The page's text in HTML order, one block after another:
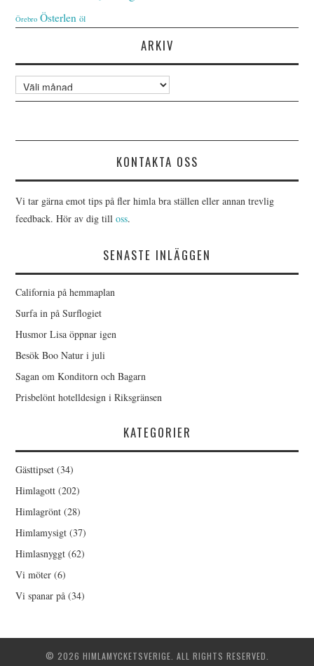
Örebro Österlen öl
ARKIV
Arkiv
KONTAKTA OSS
Vi tar gärna emot tips på fler himla bra ställen eller annan trevlig
feedback. Hör av dig tilloss.
SENASTE INLÄGGEN
California på hemmaplan
Surfa in på Surflogiet
Husmor Lisa öppnar igen
Besök Boo Natur i juli
Sagan om Konditorn och Bagarn
Prisbelönt hotelldesign i Riksgränsen
KATEGORIER
Gästtipset (34)
Himlagott (202)
Himlagrönt (28)
Himlamysigt (37)
Himlasnyggt (62)
Vi möter (6)
Vi spanar på (34)
© 2026 HIMLAMYCKETSVERIGE. ALL RIGHTS RESERVED.